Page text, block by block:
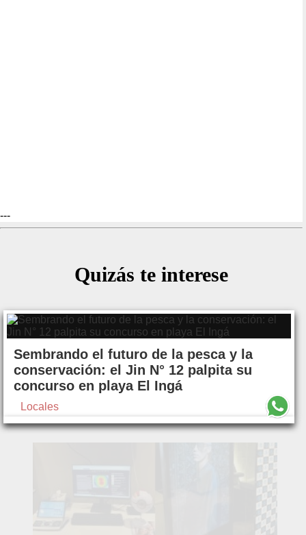
---
Quizás te interese
Sembrando el futuro de la pesca y la
conservación: el Jin N° 12 palpita su
concurso en playa El Ingá
Locales